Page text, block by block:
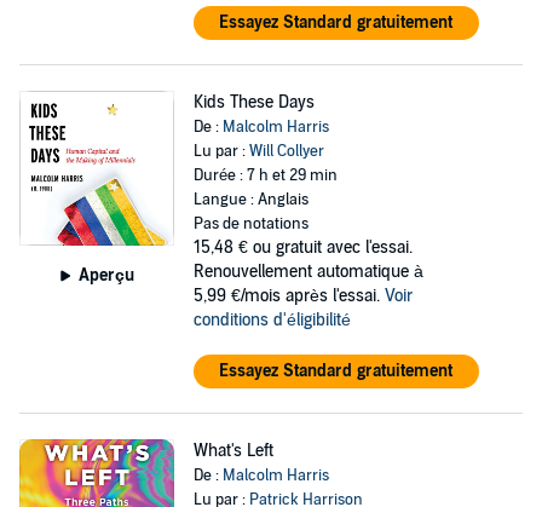
Essayez Standard gratuitement
Aperçu
Kids These Days
De : Malcolm Harris
Lu par :Will Collyer
Durée : 7 h et 29 min
Langue : Anglais
Pas de notations
15,48 € ou gratuit avec l'essai.
Renouvellement automatique à
5,99 €/mois après l'essai. Voir
conditions d'éligibilité
Essayez Standard gratuitement
What's Left
De : Malcolm Harris
Lu par : Patrick Harrison